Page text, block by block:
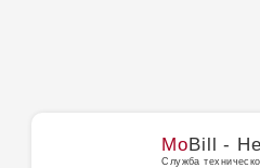
MoBill -
Служба